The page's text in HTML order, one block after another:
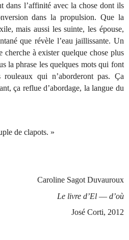
dans l’affinité avec la chose dont ils
dans la propulsion. Que la
mais aussi les suinte, les épouse,
que révèle l’eau jaillissante. Un
cherche à exister quelque chose plus
la phrase les quelques mots qui font
qui n’aborderont pas. Ça
ça reflue d’abordage, la langue du
de clapots. »
Caroline Sagot Duvauroux
Le livre d’El— d’où
José Corti, 2012